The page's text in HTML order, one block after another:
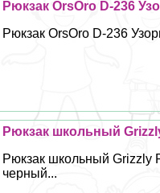
Рюкзак OrsOro D-236
Рюкзак OrsOro D-236
Рюкзак школьный
Рюкзак школьный Grizzly
черный...